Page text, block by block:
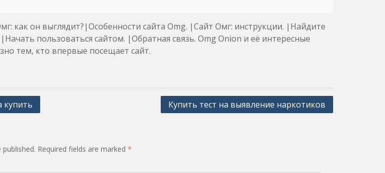
как он выглядит?|Особенности сайта Omg. |Сайт Омг: инструкции. |Найдите
пользоваться сайтом. |Обратная связь. Omg Onion и её интересные
тем, кто впервые посещает сайт.
купить Купить тест на выявление наркотиков
Required fields are marked *